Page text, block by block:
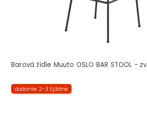
Barová židle Muuto OSLO BAR STOOL -
dodanie: 2-3 týždne